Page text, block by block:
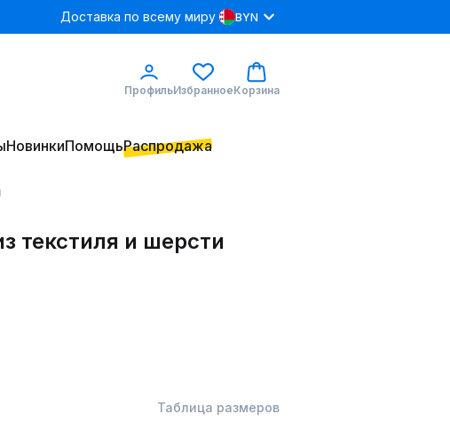
Доставка по всему миру BYN
ПрофильИзбранноеКорзина
НовинкиПомощьРаспродажа
текстиля и шерсти
Таблица размеров